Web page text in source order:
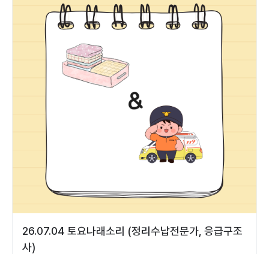
26.07.04 토요나래소리 (정리수납전문가, 응급구조
사)